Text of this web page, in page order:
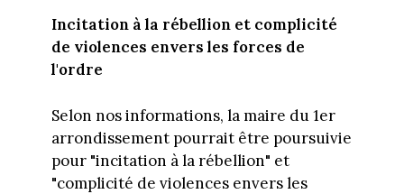
Incitation à la rébellion et complicité
de violences envers les forces de
l'ordre
Selon nos informations, la maire du 1er
arrondissement pourrait être poursuivie
pour "incitation à la rébellion" et
"complicité de violences envers les